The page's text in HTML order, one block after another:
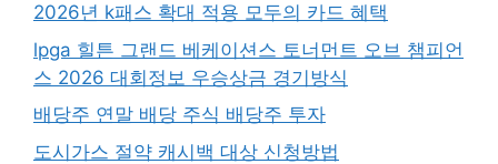
2026년 k패스 확대 적용 모두의 카드 혜택
lpga 힐튼 그랜드 베케이션스 토너먼트 오브 챔피언
스 2026 대회정보 우승상금 경기방식
배당주 연말 배당 주식 배당주 투자
도시가스 절약 캐시백 대상 신청방법